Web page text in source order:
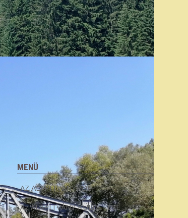
MENÜ
AZ ALAPÍTVÁNYRÓL
Az ALAPÍTVÁNY KÜLDETÉSE